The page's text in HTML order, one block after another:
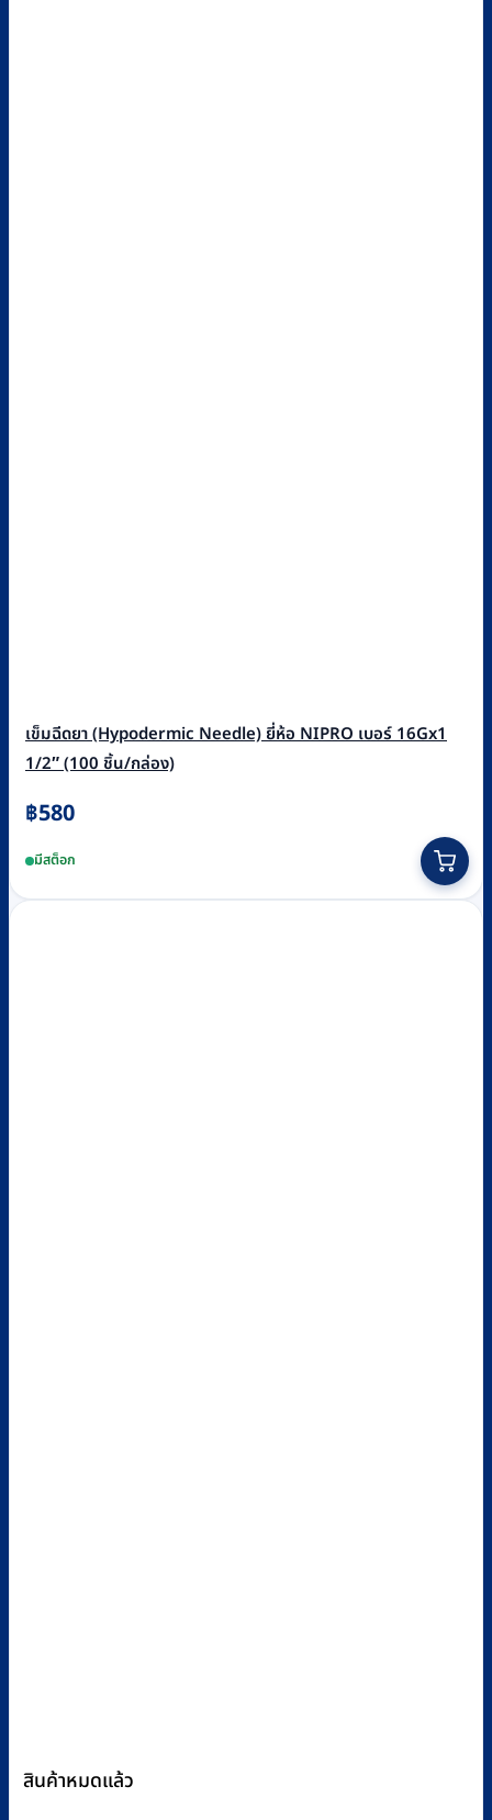
เข็มฉีดยา (Hypodermic Needle) ยี่ห้อ NIPRO เบอร์ 16Gx1
1/2″ (100 ชิ้น/กล่อง)
฿580
มีสต็อก
สินค้าหมดแล้ว